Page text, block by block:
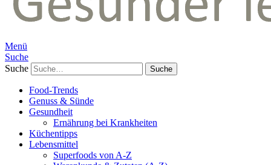
Menü
Suche
Suche
Food-Trends
Genuss & Sünde
Gesundheit
Ernährung bei Krankheiten
Küchentipps
Lebensmittel
Superfoods von A-Z